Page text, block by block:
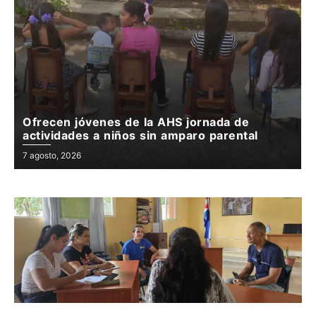
Ofrecen jóvenes de la AHS jornada de
actividades a niños sin amparo parental
Posted
on
7 agosto, 2026